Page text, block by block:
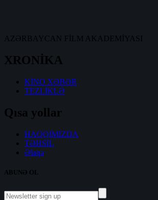
AZƏRBAYCAN FİLM AKADEMİYASI
XRONİKA
KİNO XƏBƏR
TEZLİKLƏ
Qısa yollar
HAQQIMIZDA
TƏHSİL
Əlaqə
ABUNƏ OL